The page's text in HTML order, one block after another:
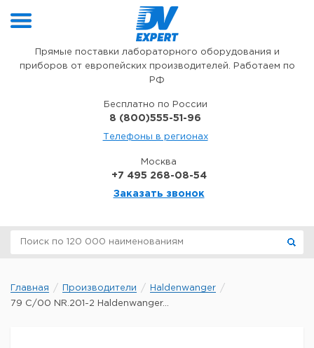
Прямые поставки лабораторного оборудования и
приборов от европейских производителей. Работаем по
РФ
Бесплатно по России
8 (800)555-51-96
Телефоны в регионах
Москва
+7 495 268-08-54
Заказать звонок
Главная Производители
Haldenwanger
79 C/00 NR.201-2 Haldenwanger...